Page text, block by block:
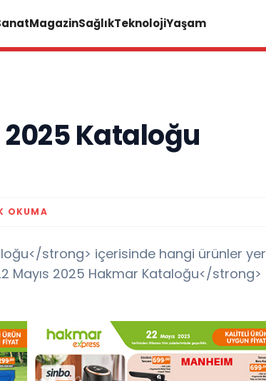
MagazinSağlıkTeknolojiYaşam
2025 Kataloğu
OKUMA
strong> içerisinde hangi ürünler yer
Mayıs 2025 Hakmar Kataloğu</strong>